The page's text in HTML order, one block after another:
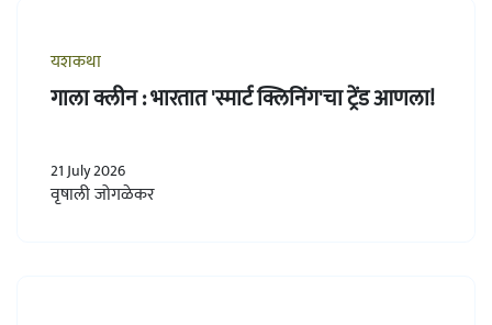
यशकथा
गाला क्लीन : भारतात 'स्मार्ट क्लिनिंग'चा ट्रेंड आणला!
21 July 2026
वृषाली जोगळेकर